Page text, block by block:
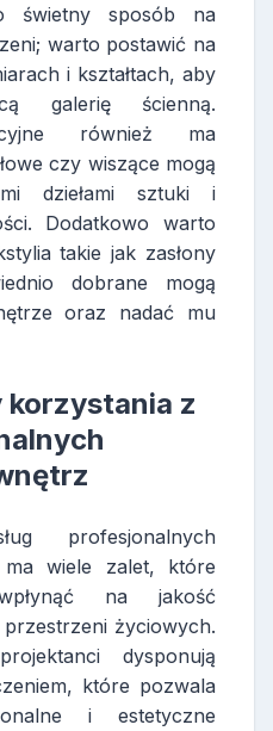
świetny sposób na
warto postawić na
i kształtach, aby
galerię ścienną.
również ma
czy wiszące mogą
dziełami sztuki i
Dodatkowo warto
takie jak zasłony
dobrane mogą
oraz nadać mu
korzystania z
profesjonalnych
wiele zalet, które
na jakość
życiowych.
dysponują
które pozwala
i estetyczne